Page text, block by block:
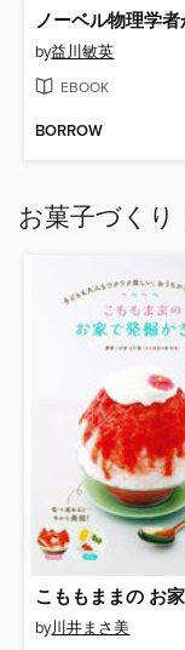
by益川敏英
EBOOK
BORROW
お菓子づくり
by川井まさ美